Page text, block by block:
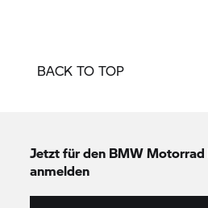
BACK TO TOP
Jetzt für den BMW Motorrad
anmelden